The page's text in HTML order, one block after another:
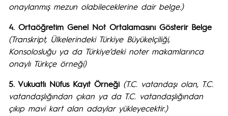
onaylanmış mezun olabileceklerine dair belge.)
4. Ortaöğretim Genel Not Ortalamasını Gösterir Belge
(Transkript, Ülkelerindeki Türkiye Büyükelçiliği,
Konsolosluğu ya da Türkiye’deki noter makamlarınca
onaylı Türkçe örneği)
5. Vukuatlı Nüfus Kayıt Örneği (T.C. vatandaşı olan, T.C.
vatandaşlığından çıkan ya da T.C. vatandaşlığından
çıkıp mavi kart alan adaylar yükleyecektir.)